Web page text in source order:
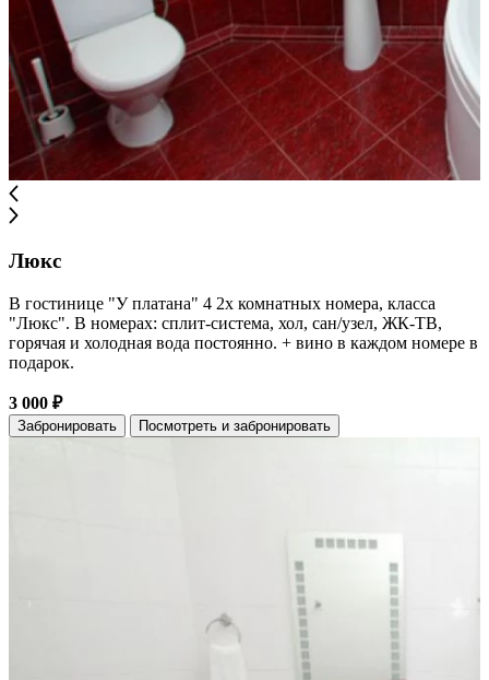
Люкс
В гостинице "У платана" 4 2х комнатных номера, класса
"Люкс". В номерах: сплит-система, хол, сан/узел, ЖК-ТВ,
горячая и холодная вода постоянно. + вино в каждом номере в
подарок.
3 000 ₽
Забронировать Посмотреть и забронировать